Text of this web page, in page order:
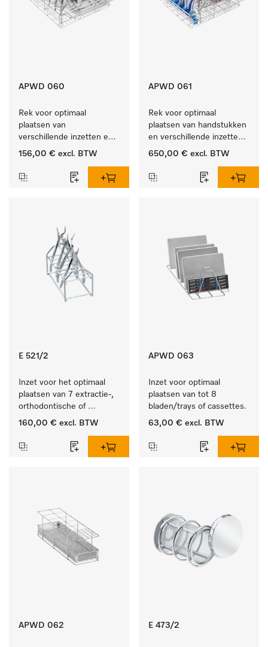
APWD 060
Rek voor optimaal
plaatsen van
verschillende inzetten en
zeefschalen.
156,00 € excl. BTW
APWD 061
Rek voor optimaal
plaatsen van handstukken
en verschillende inzetten
en zeefschalen.
650,00 € excl. BTW
E 521/2
Inzet voor het optimaal
plaatsen van 7 extractie-,
orthodontische of
techniektangen.
160,00 € excl. BTW
APWD 063
Inzet voor optimaal
plaatsen van tot 8
bladen/trays of cassettes.
63,00 € excl. BTW
APWD 062 E 473/2